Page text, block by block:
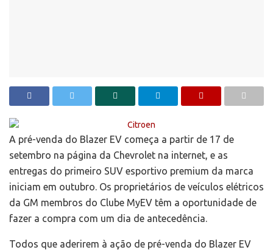
A pré-venda do Blazer EV começa a partir de 17 de
setembro na página da Chevrolet na internet, e as
entregas do primeiro SUV esportivo premium da marca
iniciam em outubro. Os proprietários de veículos elétricos
da GM membros do Clube MyEV têm a oportunidade de
fazer a compra com um dia de antecedência.
Todos que aderirem à ação de pré-venda do Blazer EV